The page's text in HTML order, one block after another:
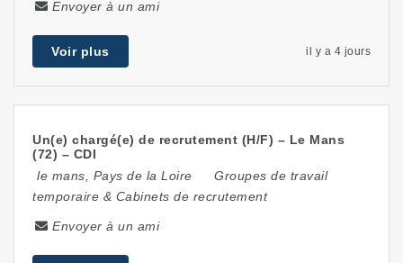
Envoyer à un ami
Voir plus il y a 4 jours
Un(e) chargé(e) de recrutement (H/F) – Le Mans
(72) – CDI
le mans
Pays de la Loire
Groupes de travail
temporaire & Cabinets de recrutement
Envoyer à un ami